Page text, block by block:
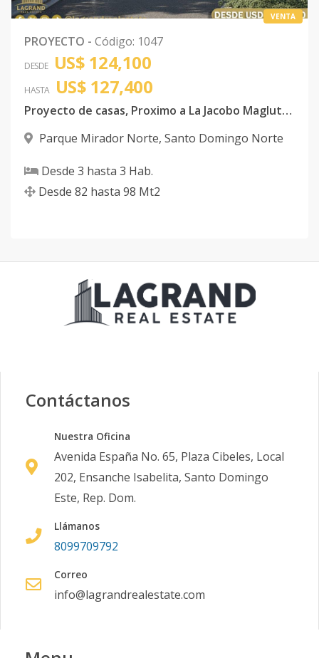
VENTA
PROYECTO - Código: 1047
DESDE US$ 124,100
HASTA US$ 127,400
Proyecto de casas, Proximo a La Jacobo Magluta y
Parque Mirador Norte, Santo Domingo Norte
Desde 3 hasta 3 Hab.
Desde 82 hasta 98 Mt2
Contáctanos
Nuestra Oficina
Avenida España No. 65, Plaza Cibeles, Local
202, Ensanche Isabelita, Santo Domingo
Este, Rep. Dom.
Llámanos
8099709792
Correo
info@lagrandrealestate.com